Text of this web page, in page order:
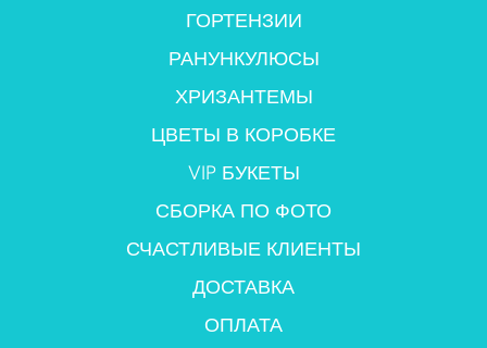
ГОРТЕНЗИИ
РАНУНКУЛЮСЫ
ХРИЗАНТЕМЫ
ЦВЕТЫ В КОРОБКЕ
VIP БУКЕТЫ
СБОРКА ПО ФОТО
СЧАСТЛИВЫЕ КЛИЕНТЫ
ДОСТАВКА
ОПЛАТА